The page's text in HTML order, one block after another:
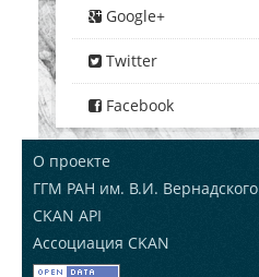
Google+
Twitter
Facebook
О проекте
ГГМ РАН им. В.И. Вернадского
CKAN API
Ассоциация CKAN